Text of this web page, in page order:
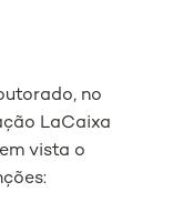
no
LaCaixa
vista o